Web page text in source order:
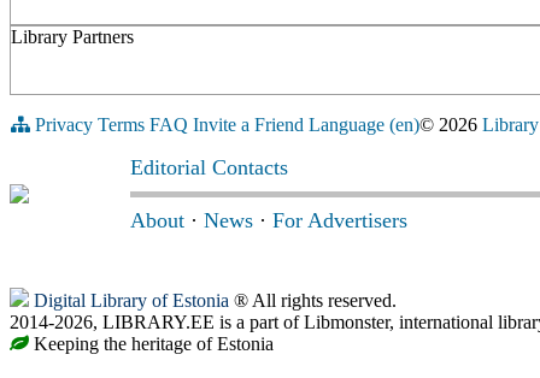
Library Partners
Privacy Terms FAQ Invite a Friend Language (en)© 2026
Editorial Contacts
About · News · For Advertisers
Digital Library of Estonia ® All rights reserved.
2014-2026, LIBRARY.EE is a part of Libmonster, international
Keeping the heritage of Estonia